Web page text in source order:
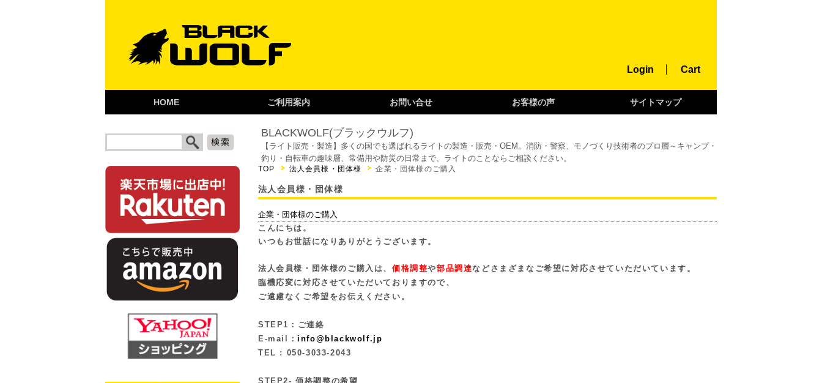
Login Cart
HOME ご利用案内 お問い合せ お客様の声 サイトマップ
BLACKWOLF(ブラックウルフ)
【ライト販売・製造】 多くの国でも選ばれるライトの製造・販売・OEM。消防・警察、モノづくり技術者のプロ層～キャンプ・
釣り・自転車の趣味層、常備用や防災の日常まで、ライトのことならご相談ください。
TOP 法人会員様・団体様 企業・団体様のご購入
法人会員様・団体様
企業・団体様のご購入
こんにちは。
いつもお世話になりありがとうございます。
法人会員様・団体様のご購入は、 価格調整や部品調達などさまざまなご希望に対応させていただいています。
臨機応変に対応させていただいておりますので、
ご遠慮なくご希望をお伝えください。
STEP1：ご連絡
E-mail：info@blackwolf.jp
TEL : 050-3033-2043
STEP2‐ 価格調整の希望